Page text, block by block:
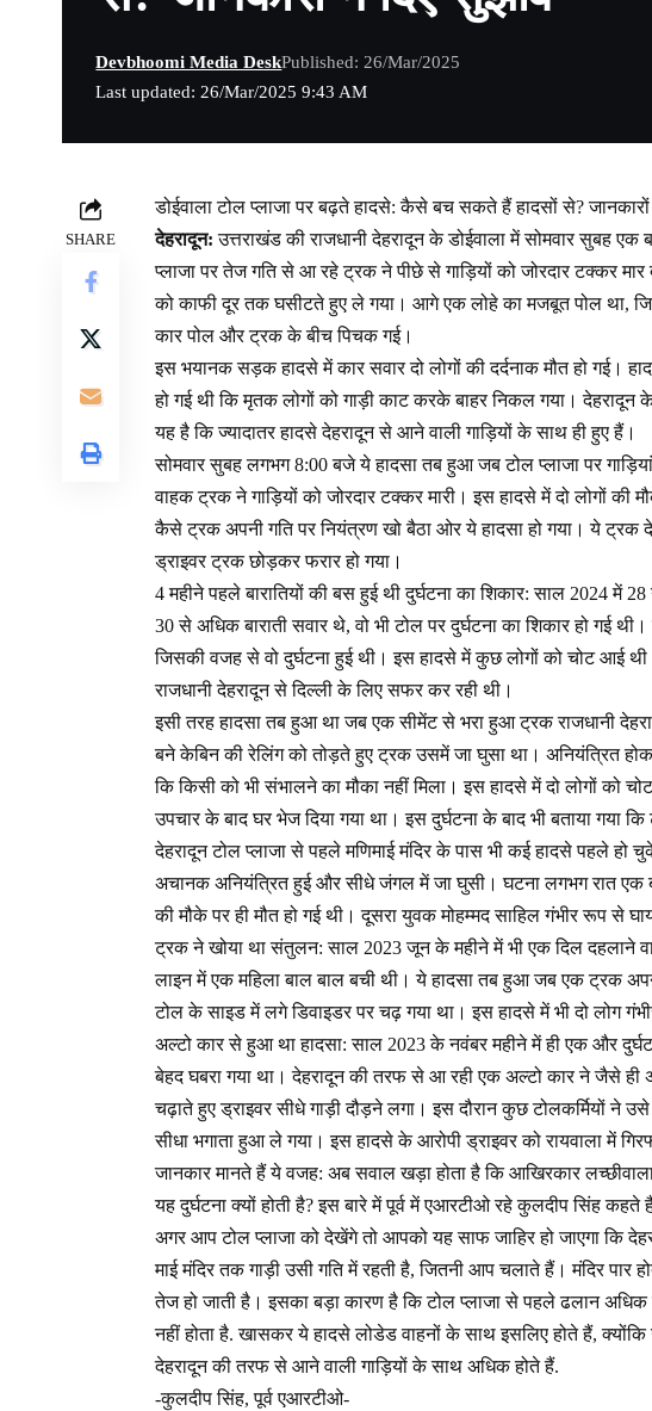
Last updated: 26/Mar/2025 9:43 AM
Devbhoomi Media DeskPublished: 26/Mar/2025
SHARE
डोईवाला टोल प्लाजा पर बढ़ते हादसे: कैसे बच सकते हैं हादसों से?
देहरादून: उत्तराखंड की राजधानी देहरादून के डोईवाला में सोमवार सुबह एक
प्लाजा पर तेज गति से आ रहे ट्रक ने पीछे से गाड़ियों को जोरदार टक्कर मार
को काफी दूर तक घसीटते हुए ले गया। आगे एक लोहे का मजबूत पोल था,
कार पोल और ट्रक के बीच पिचक गई।
इस भयानक सड़क हादसे में कार सवार दो लोगों की दर्दनाक मौत हो गई।
हो गई थी कि मृतक लोगों को गाड़ी काट करके बाहर निकल गया। देहरादून
यह है कि ज्यादातर हादसे देहरादून से आने वाली गाड़ियों के साथ ही हुए हैं।
सोमवार सुबह लगभग 8:00 बजे ये हादसा तब हुआ जब टोल प्लाजा पर
वाहक ट्रक ने गाड़ियों को जोरदार टक्कर मारी। इस हादसे में दो लोगों की
कैसे ट्रक अपनी गति पर नियंत्रण खो बैठा ओर ये हादसा हो गया। ये
ड्राइवर ट्रक छोड़कर फरार हो गया।
4 महीने पहले बारातियों की बस हुई थी दुर्घटना का शिकार: साल 2024 में
30 से अधिक बाराती सवार थे, वो भी टोल पर दुर्घटना का शिकार हो गई
जिसकी वजह से वो दुर्घटना हुई थी। इस हादसे में कुछ लोगों को चोट आई
राजधानी देहरादून से दिल्ली के लिए सफर कर रही थी।
इसी तरह हादसा तब हुआ था जब एक सीमेंट से भरा हुआ ट्रक राजधानी
बने केबिन की रेलिंग को तोड़ते हुए ट्रक उसमें जा घुसा था। अनियंत्रित
कि किसी को भी संभालने का मौका नहीं मिला। इस हादसे में दो लोगों को
उपचार के बाद घर भेज दिया गया था। इस दुर्घटना के बाद भी बताया
देहरादून टोल प्लाजा से पहले मणिमाई मंदिर के पास भी कई हादसे पहले
अचानक अनियंत्रित हुई और सीधे जंगल में जा घुसी। घटना लगभग रात एक
की मौके पर ही मौत हो गई थी। दूसरा युवक मोहम्मद साहिल गंभीर रूप से
ट्रक ने खोया था संतुलन: साल 2023 जून के महीने में भी एक दिल दहलाने
लाइन में एक महिला बाल बाल बची थी। ये हादसा तब हुआ जब एक ट्रक
टोल के साइड में लगे डिवाइडर पर चढ़ गया था। इस हादसे में भी दो लोग
अल्टो कार से हुआ था हादसा: साल 2023 के नवंबर महीने में ही एक और
बेहद घबरा गया था। देहरादून की तरफ से आ रही एक अल्टो कार ने जैसे ही
चढ़ाते हुए ड्राइवर सीधे गाड़ी दौड़ने लगा। इस दौरान कुछ टोलकर्मियों ने
सीधा भगाता हुआ ले गया। इस हादसे के आरोपी ड्राइवर को रायवाला में
जानकार मानते हैं ये वजह: अब सवाल खड़ा होता है कि आखिरकार
यह दुर्घटना क्यों होती है? इस बारे में पूर्व में एआरटीओ रहे कुलदीप सिंह कहते
अगर आप टोल प्लाजा को देखेंगे तो आपको यह साफ जाहिर हो जाएगा कि
माई मंदिर तक गाड़ी उसी गति में रहती है, जितनी आप चलाते हैं। मंदिर पार
तेज हो जाती है। इसका बड़ा कारण है कि टोल प्लाजा से पहले ढलान अधिक
नहीं होता है. खासकर ये हादसे लोडेड वाहनों के साथ इसलिए होते हैं,
देहरादून की तरफ से आने वाली गाड़ियों के साथ अधिक होते हैं.
-कुलदीप सिंह, पूर्व एआरटीओ-